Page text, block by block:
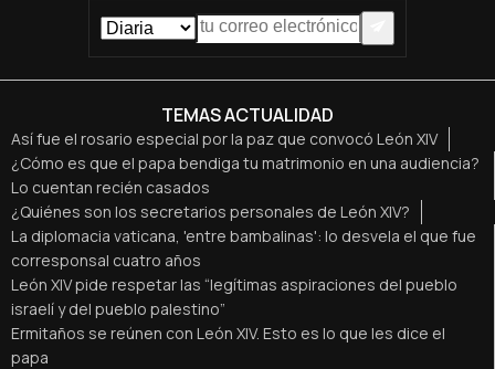
TEMAS ACTUALIDAD
Así fue el rosario especial por la paz que convocó León XIV
¿Cómo es que el papa bendiga tu matrimonio en una audiencia?
Lo cuentan recién casados
¿Quiénes son los secretarios personales de León XIV?
La diplomacia vaticana, 'entre bambalinas': lo desvela el que fue
corresponsal cuatro años
León XIV pide respetar las “legítimas aspiraciones del pueblo
israelí y del pueblo palestino”
Ermitaños se reúnen con León XIV. Esto es lo que les dice el
papa